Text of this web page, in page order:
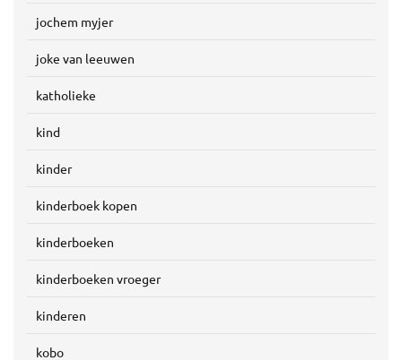
jochem myjer
joke van leeuwen
katholieke
kind
kinder
kinderboek kopen
kinderboeken
kinderboeken vroeger
kinderen
kobo